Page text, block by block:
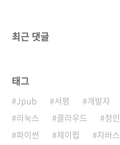
최근 댓글
태그
Jpub 서평 개발자
리눅스
클라우드 정
파이썬
제이펍 자바